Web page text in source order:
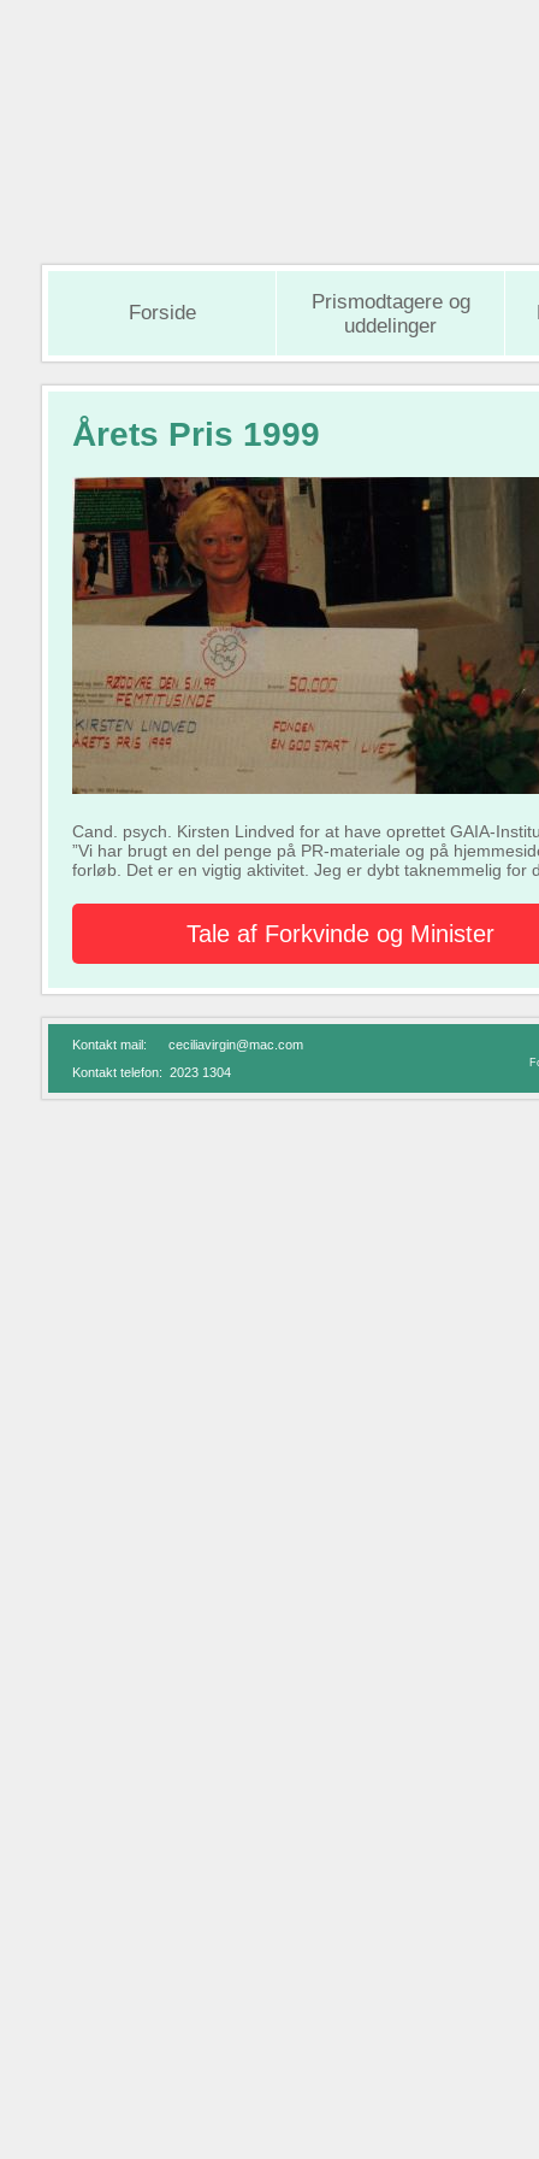
Forside
Prismodtagere og
uddelinger
Årets Pris 1999
Cand. psych. Kirsten Lindved for at have oprettet GAIA-
”Vi har brugt en del penge på PR-materiale og på
forløb. Det er en vigtig aktivitet. Jeg er dybt taknemmelig
Tale af Forkvinde og Minister
Kontakt mail: ceciliavirgin@mac.com
Kontakt telefon: 2023 1304